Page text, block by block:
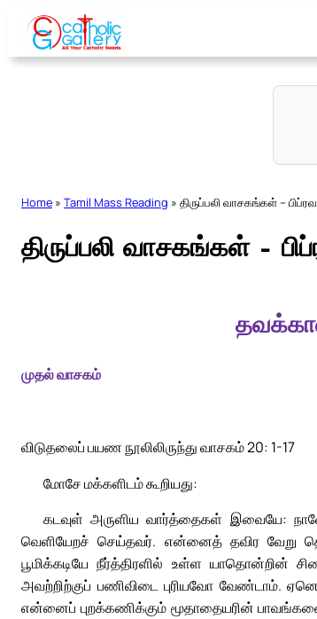
Skip
content
Home » Tamil Mass Reading » திருப்பலி வாசகங்கள் –
திருப்பலி வாசகங்கள் –
முதல் வாசகம்
விடுதலைப் பயண நூலிலிருந்து வாசகம் 20: 1-17
மோசே மக்களிடம் கூறியது:
கடவுள் அருளிய வார்த்தைகள் இவையே:
வெளியேறச் செய்தவர். என்னைத் தவிர வேறு
பூமிக்கடியே நீர்த்திரளில் உள்ள
அவற்றிற்குப் பணிவிடை புரியவோ வேண்டாம்.
என்னைப் புறக்கணிக்கும் மூதாதையரின்